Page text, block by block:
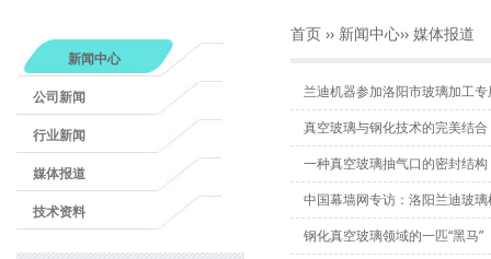
新闻中心
公司新闻
行业新闻
媒体报道
技术资料
首页 ›› 新闻中心›› 媒体报道
兰迪机器参加洛阳市玻璃加工
真空玻璃与钢化技术的完美结合
一种真空玻璃抽气口的密封结构
中国幕墙网专访：洛阳兰迪玻
钢化真空玻璃领域的一匹“黑马”